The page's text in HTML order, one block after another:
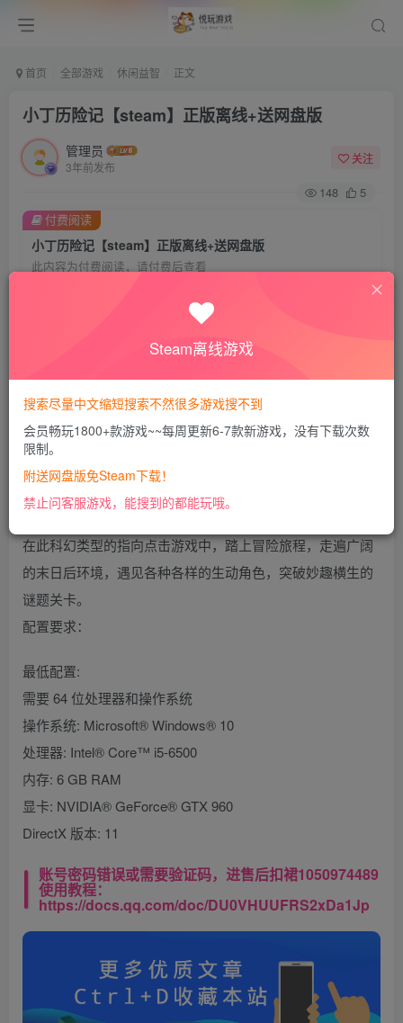
首页 全部游戏 休闲益智 正文
小丁历险记【steam】正版离线+送网盘版
管理员
3年前发布
关注
148 5
小丁历险记【steam】正版离线+送网盘版
此内容为付费阅读，请付费后查看
悦玩币 8
免费
您当前未登录！建议登陆后购买，可保存购买订单
付费阅读
容量5GB|官方简体中文
游戏介绍：
在此科幻类型的指向点击游戏中，踏上冒险旅程，走遍广阔
的末日后环境，遇见各种各样的生动角色，突破妙趣横生的
谜题关卡。
配置要求：
最低配置:
需要 64 位处理器和操作系统
操作系统: Microsoft® Windows® 10
处理器: Intel® Core™ i5-6500
内存: 6 GB RAM
显卡: NVIDIA® GeForce® GTX 960
DirectX 版本: 11
账号密码错误或需要验证码，进售后扣裙1050974489
使用教程：
https://docs.qq.com/doc/DU0VHUUFRS2xDa1Jp
Steam离线游戏
搜索尽量中文缩短搜索不然很多游戏搜不到
会员畅玩1800+款游戏~~每周更新6-7款新游戏，没有下载次数
限制。
附送网盘版免Steam下载！
禁止问客服游戏，能搜到的都能玩哦。